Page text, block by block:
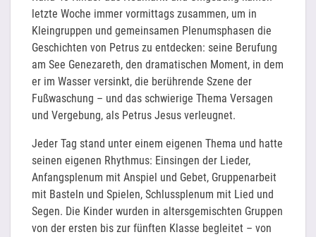
letzte Woche immer vormittags zusammen, um in
Kleingruppen und gemeinsamen Plenumsphasen die
Geschichten von Petrus zu entdecken: seine Berufung
am See Genezareth, den dramatischen Moment, in dem
er im Wasser versinkt, die berührende Szene der
Fußwaschung – und das schwierige Thema Versagen
und Vergebung, als Petrus Jesus verleugnet.
Jeder Tag stand unter einem eigenen Thema und hatte
seinen eigenen Rhythmus: Einsingen der Lieder,
Anfangsplenum mit Anspiel und Gebet, Gruppenarbeit
mit Basteln und Spielen, Schlussplenum mit Lied und
Segen. Die Kinder wurden in altersgemischten Gruppen
von der ersten bis zur fünften Klasse begleitet – von